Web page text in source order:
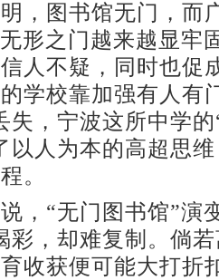
图书馆无门，而
形之门越来越显牢
人不疑，同时也促
学校靠加强有人有
失，宁波这所中学
以人为本的高超思
。
“无门图书馆”演
彩，却难复制。倘
收获便可能大打折